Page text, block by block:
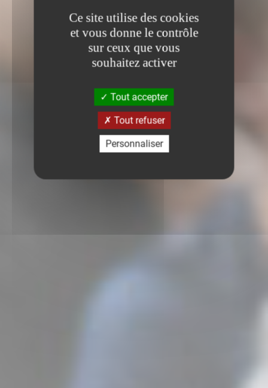
Ce site utilise des cookies
et vous donne le contrôle
sur ceux que vous
souhaitez activer
Tout accepter
Tout refuser
Personnaliser